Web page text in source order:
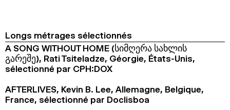
Longs métrages sélectionnés
A SONG WITHOUT HOME (სიმღერა სახლის
გარეშე), Rati Tsiteladze, Géorgie, États-Unis,
sélectionné par CPH:DOX
AFTERLIVES, Kevin B. Lee, Allemagne, Belgique,
France, sélectionné par Doclisboa